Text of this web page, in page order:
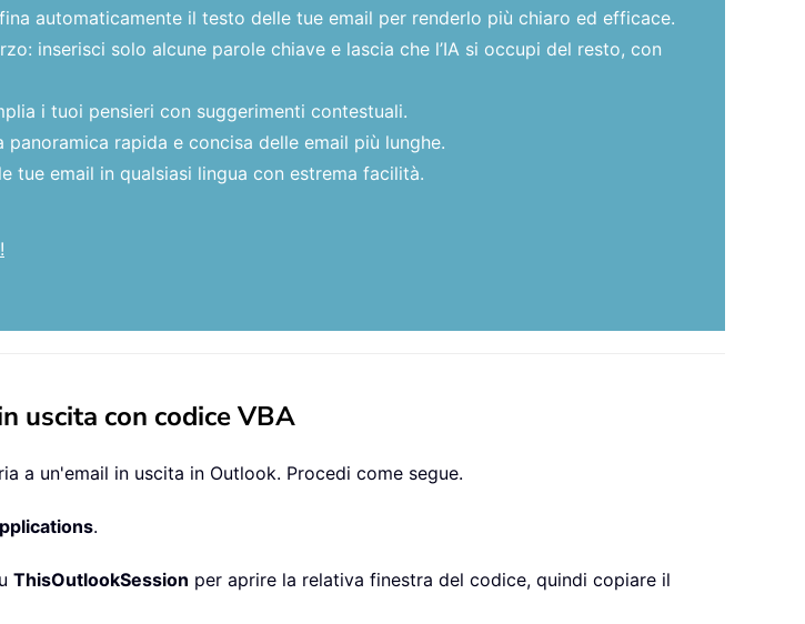
automaticamente il testo delle tue email per renderlo più chiaro ed efficace.
inserisci solo alcune parole chiave e lascia che l’IA si occupi del resto, con
i tuoi pensieri con suggerimenti contestuali.
panoramica rapida e concisa delle email più lunghe.
tue email in qualsiasi lingua con estrema facilità.
!
uscita con codice VBA
a un'email in uscita in Outlook. Procedi come segue.
.
ThisOutlookSession per aprire la relativa finestra del codice, quindi copiare il